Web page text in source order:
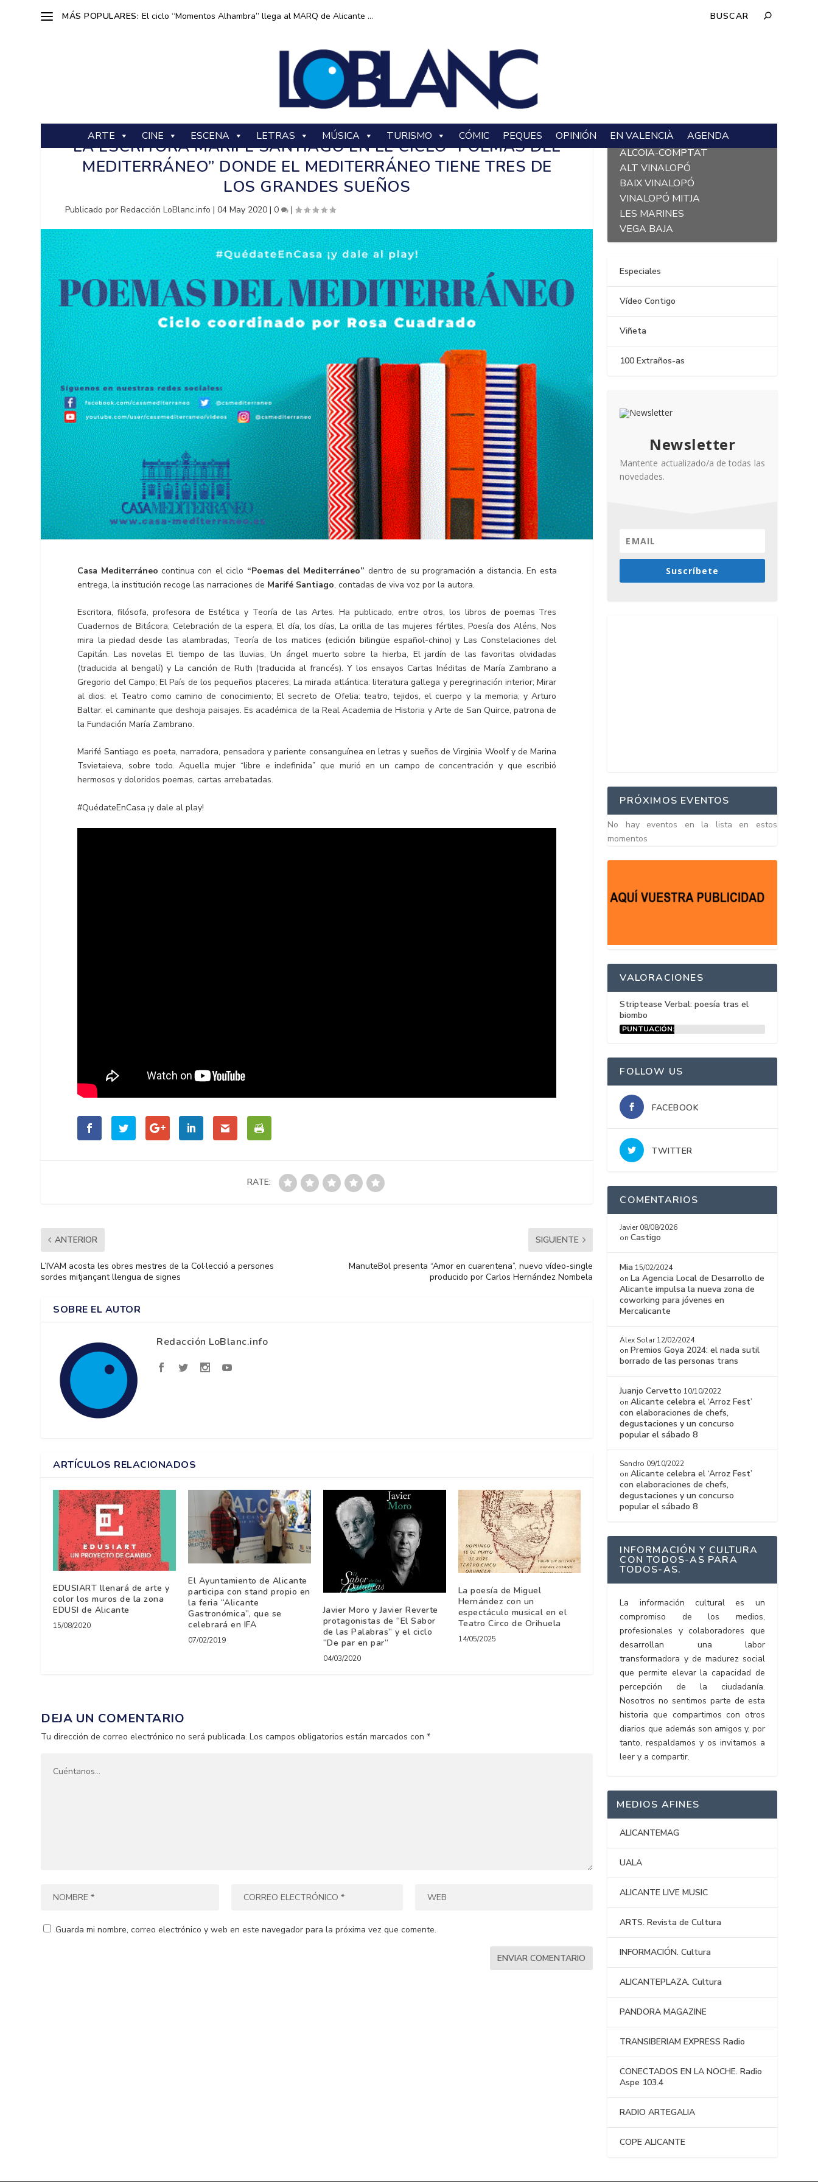
MÁS POPULARES: El ciclo “Momentos Alhambra” llega al MARQ de Alicante ...
ARTE CINE ESCENA LETRAS MÚSICA TURISMO CÓMIC PEQUES OPINIÓN EN VALENCIÀ AGENDA
LA ESCRITORA MARIFÉ SANTIAGO EN EL CICLO “POEMAS DEL
MEDITERRÁNEO” DONDE EL MEDITERRÁNEO TIENE TRES DE
LOS GRANDES SUEÑOS
Publicado porRedacción LoBlanc.info |04 May 2020 |0 |
Casa Mediterráneo continua con el ciclo “Poemas del Mediterráneo” dentro de su programación a distancia. En esta
entrega, la institución recoge las narraciones de Marifé Santiago, contadas de viva voz por la autora.
Escritora, filósofa, profesora de Estética y Teoría de las Artes. Ha publicado, entre otros, los libros de poemas Tres
Cuadernos de Bitácora, Celebración de la espera, El día, los días, La orilla de las mujeres fértiles, Poesía dos Aléns, Nos
mira la piedad desde las alambradas, Teoría de los matices (edición bilingüe español-chino) y Las Constelaciones del
Capitán. Las novelas El tiempo de las lluvias, Un ángel muerto sobre la hierba, El jardín de las favoritas olvidadas
(traducida al bengalí) y La canción de Ruth (traducida al francés). Y los ensayos Cartas Inéditas de María Zambrano a
Gregorio del Campo; El País de los pequeños placeres; La mirada atlántica: literatura gallega y peregrinación interior; Mirar
al dios: el Teatro como camino de conocimiento; El secreto de Ofelia: teatro, tejidos, el cuerpo y la memoria; y Arturo
Baltar: el caminante que deshoja paisajes. Es académica de la Real Academia de Historia y Arte de San Quirce, patrona de
la Fundación María Zambrano.
Marifé Santiago es poeta, narradora, pensadora y pariente consanguínea en letras y sueños de Virginia Woolf y de Marina
Tsvietaieva, sobre todo. Aquella mujer “libre e indefinida” que murió en un campo de concentración y que escribió
hermosos y doloridos poemas, cartas arrebatadas.
#QuédateEnCasa ¡y dale al play!
RATE:
ANTERIOR
L’IVAM acosta les obres mestres de la Col·lecció a persones
sordes mitjançant llengua de signes
SIGUIENTE
ManuteBol presenta “Amor en cuarentena”, nuevo vídeo-single
producido por Carlos Hernández Nombela
SOBRE EL AUTOR
Redacción LoBlanc.info
ARTÍCULOS RELACIONADOS
EDUSIART llenará de arte y
color los muros de la zona
EDUSI de Alicante
15/08/2020
El Ayuntamiento de Alicante
participa con stand propio en
la feria “Alicante
Gastronómica”, que se
celebrará en IFA
07/02/2019
Javier Moro y Javier Reverte
protagonistas de “El Sabor
de las Palabras” y el ciclo
“De par en par”
04/03/2020
La poesía de Miguel
Hernández con un
espectáculo musical en el
Teatro Circo de Orihuela
14/05/2025
DEJA UN COMENTARIO
Tu dirección de correo electrónico no será publicada. Los campos obligatorios están marcados con*
Guarda mi nombre, correo electrónico y web en este navegador para la próxima vez que comente.
L´ALACANTÍ
ALCOIÀ-COMPTAT
ALT VINALOPÓ
BAIX VINALOPÓ
VINALOPÓ MITJA
LES MARINES
VEGA BAJA
Especiales
Vídeo Contigo
Viñeta
100 Extraños-as
Newsletter
Mantente actualizado/a de todas las
novedades.
Suscríbete
PRÓXIMOS EVENTOS
No hay eventos en la lista en estos
momentos
VALORACIONES
Striptease Verbal: poesía tras el
biombo
PUNTUACIÓN:
FOLLOW US
FACEBOOK
TWITTER
COMENTARIOS
Javier 08/08/2026
onCastigo
Mia 15/02/2024
on La Agencia Local de Desarrollo de
Alicante impulsa la nueva zona de
coworking para jóvenes en
Mercalicante
Alex Solar 12/02/2024
on Premios Goya 2024: el nada sutil
borrado de las personas trans
Juanjo Cervetto 10/10/2022
onAlicante celebra el ‘Arroz Fest’
con elaboraciones de chefs,
degustaciones y un concurso
popular el sábado 8
Sandro 09/10/2022
onAlicante celebra el ‘Arroz Fest’
con elaboraciones de chefs,
degustaciones y un concurso
popular el sábado 8
INFORMACIÓN Y CULTURA
CON TODOS-AS PARA
TODOS-AS.
La información cultural es un
compromiso de los medios,
profesionales y colaboradores que
desarrollan una labor
transformadora y de madurez social
que permite elevar la capacidad de
percepción de la ciudadanía.
Nosotros no sentimos parte de esta
historia que compartimos con otros
diarios que además son amigos y, por
tanto, respaldamos y os invitamos a
leer y a compartir.
MEDIOS AFINES
ALICANTEMAG
UALA
ALICANTE LIVE MUSIC
ARTS. Revista de Cultura
INFORMACIÓN. Cultura
ALICANTEPLAZA. Cultura
PANDORA MAGAZINE
TRANSIBERIAM EXPRESS Radio
CONECTADOS EN LA NOCHE. Radio
Aspe 103.4
RADIO ARTEGALIA
COPE ALICANTE